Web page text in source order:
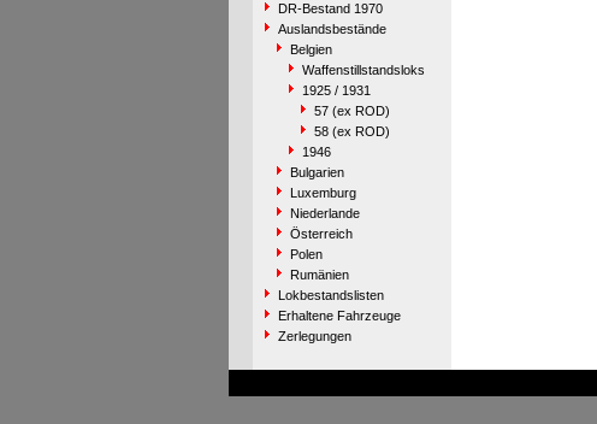
DR-Bestand 1970
Auslandsbestände
Belgien
Waffenstillstandsloks
1925 / 1931
57 (ex ROD)
58 (ex ROD)
1946
Bulgarien
Luxemburg
Niederlande
Österreich
Polen
Rumänien
Lokbestandslisten
Erhaltene Fahrzeuge
Zerlegungen